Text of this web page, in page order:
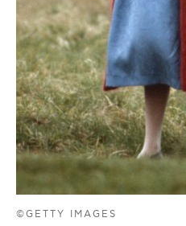
©GETTY IMAGES